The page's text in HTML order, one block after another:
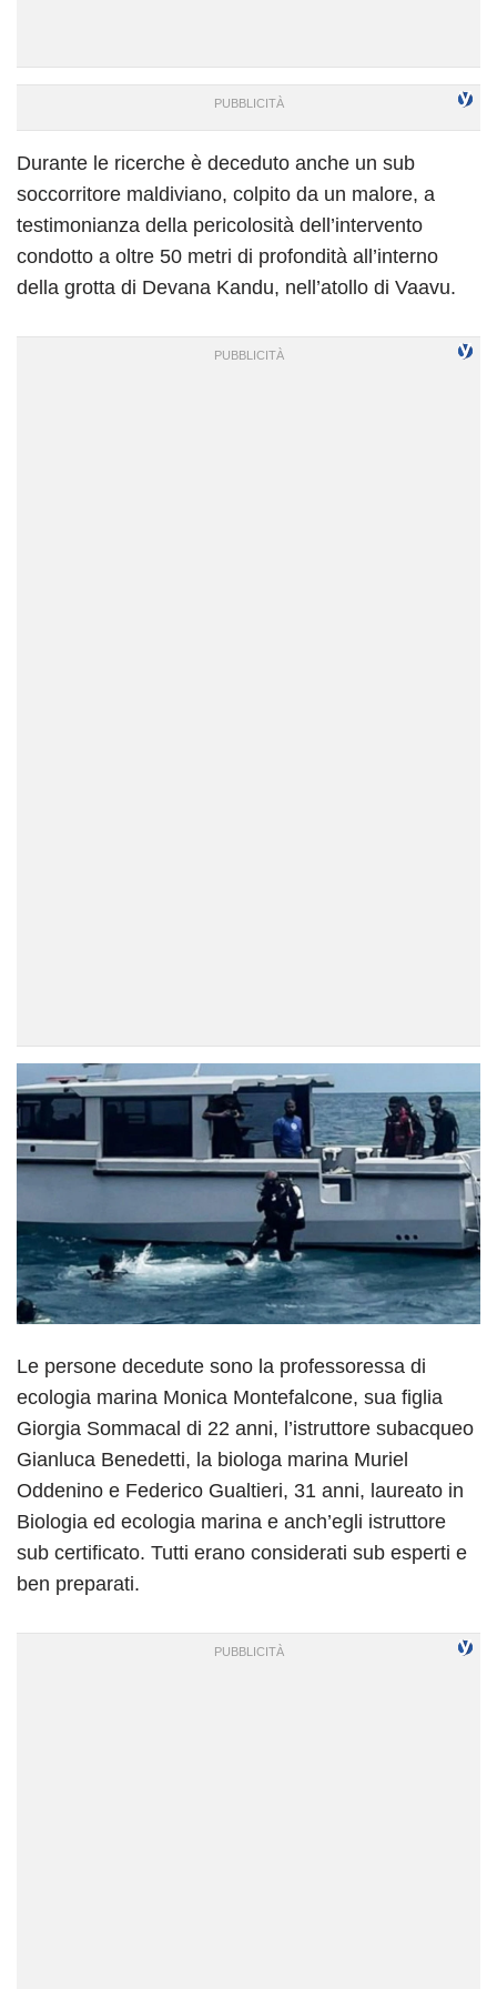
Durante le ricerche è deceduto anche un sub
soccorritore maldiviano, colpito da un malore, a
testimonianza della pericolosità dell’intervento
condotto a oltre 50 metri di profondità all’interno
della grotta di Devana Kandu, nell’atollo di Vaavu.
Le persone decedute sono la professoressa di
ecologia marina Monica Montefalcone, sua figlia
Giorgia Sommacal di 22 anni, l’istruttore subacqueo
Gianluca Benedetti, la biologa marina Muriel
Oddenino e Federico Gualtieri, 31 anni, laureato in
Biologia ed ecologia marina e anch’egli istruttore
sub certificato. Tutti erano considerati sub esperti e
ben preparati.